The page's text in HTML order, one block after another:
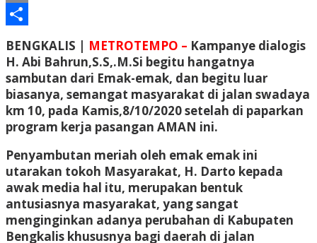
Email
BENGKALIS | METROTEMPO – Kampanye dialogis
H. Abi Bahrun,S.S,.M.Si begitu hangatnya
sambutan dari Emak-emak, dan begitu luar
biasanya, semangat masyarakat di jalan swadaya
km 10, pada Kamis,8/10/2020 setelah di paparkan
program kerja pasangan AMAN ini.
Penyambutan meriah oleh emak emak ini
utarakan tokoh Masyarakat, H. Darto kepada
awak media hal itu, merupakan bentuk
antusiasnya masyarakat, yang sangat
menginginkan adanya perubahan di Kabupaten
Bengkalis khususnya bagi daerah di jalan